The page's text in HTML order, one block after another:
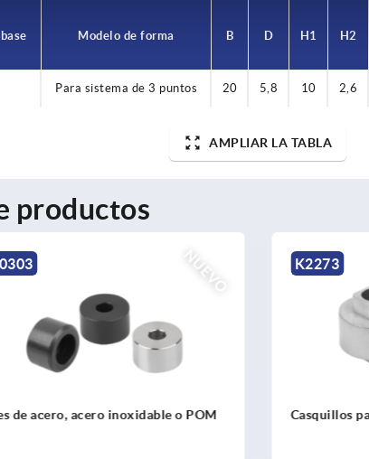
Modelo de forma B D H1 H2
Para sistema de 3 puntos 20 5,8 10 2,6
AMPLIAR LA TABLA
productos
K2273
Casquillos para levas de cinc
K2278
Barras